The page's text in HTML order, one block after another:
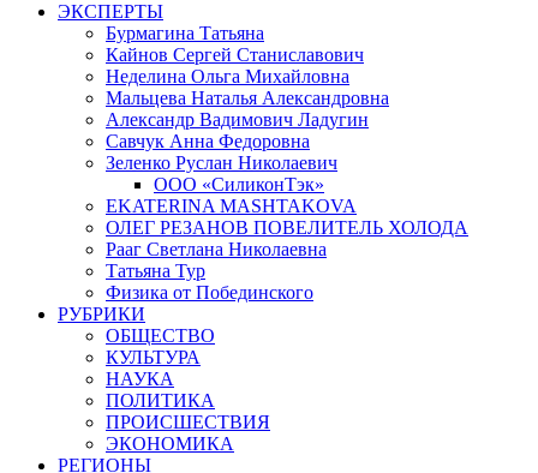
ЭКСПЕРТЫ
Бурмагина Татьяна
Кайнов Сергей Станиславович
Неделина Ольга Михайловна
Мальцева Наталья Александровна
Александр Вадимович Ладугин
Савчук Анна Федоровна
Зеленко Руслан Николаевич
ООО «СиликонТэк»
EKATERINA MASHTAKOVA
ОЛЕГ РЕЗАНОВ ПОВЕЛИТЕЛЬ ХОЛОДА
Рааг Светлана Николаевна
Татьяна Тур
Физика от Побединского
РУБРИКИ
ОБЩЕСТВО
КУЛЬТУРА
НАУКА
ПОЛИТИКА
ПРОИСШЕСТВИЯ
ЭКОНОМИКА
РЕГИОНЫ